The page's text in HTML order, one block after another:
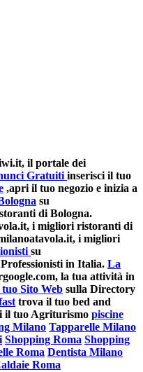
il portale dei
Gratuiti inserisci il tuo
,apri il tuo negozio e inizia a
su
di Bologna.
i migliori ristoranti di
i migliori
su
in Italia. La
la tua attività in
Sito Web sulla Directory
trova il tuo bed and
il tuo Agriturismo piscine
Milano Tapparelle Milano
Shopping Roma Shopping
Roma Dentista Milano
Roma